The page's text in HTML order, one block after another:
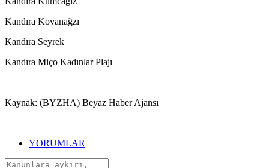
Kandıra Kovanağzı
Kandıra Seyrek
Kandıra Miço Kadınlar Plajı
Kaynak: (BYZHA) Beyaz Haber Ajansı
YORUMLAR